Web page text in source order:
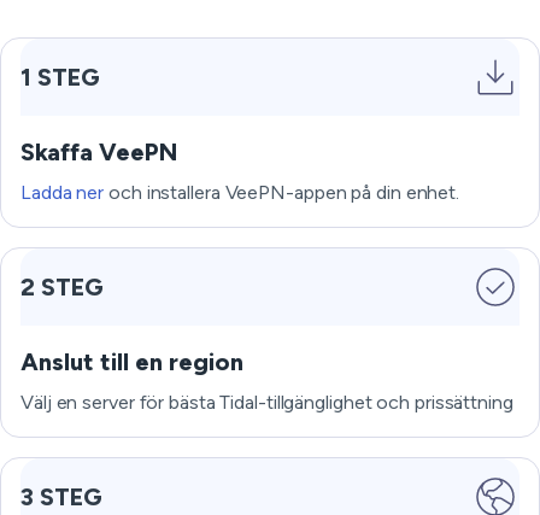
1 STEG
Skaffa VeePN
Ladda ner och installera VeePN-appen på din enhet.
2 STEG
Anslut till en region
Välj en server för bästa Tidal-tillgänglighet och prissättning
3 STEG